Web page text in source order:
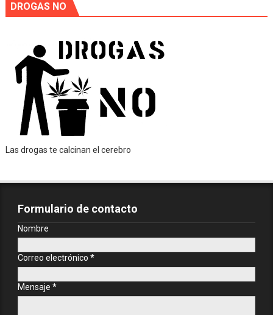
DROGAS NO
Las drogas te calcinan el cerebro
Formulario de contacto
Nombre
Correo electrónico *
Mensaje *